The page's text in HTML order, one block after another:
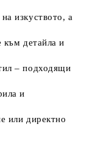
изкуството, а
към детайла и
– подходящи
и
или директно